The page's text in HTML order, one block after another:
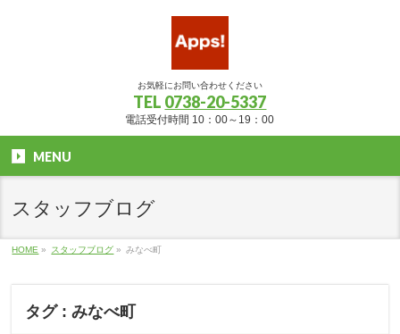
お気軽にお問い合わせください
TEL 0738-20-5337
電話受付時間 10：00～19：00
MENU
スタッフブログ
HOME » スタッフブログ » みなべ町
タグ : みなべ町